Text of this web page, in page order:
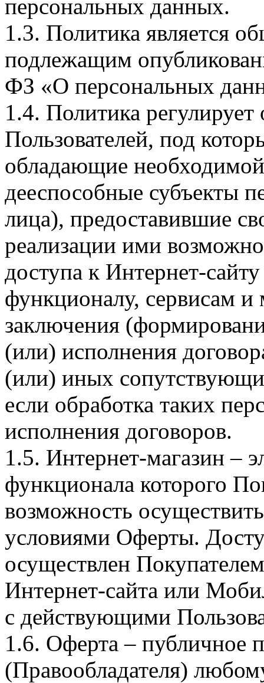
персональных данных.
1.3. Политика является
подлежащим
ФЗ «О персональных
1.4. Политика
Пользователей, под
обладающие
дееспособные субъекты
лица), предоставившие
реализации ими
доступа к Интернет-
функционалу, сервисам и
заключения
(или) исполнения
(или) иных
если обработка таких
исполнения договоров.
1.5. Интернет-магазин –
функционала которого
возможность
условиями Оферты.
осуществлен
Интернет-сайта или
с действующими
1.6. Оферта – публичное
(Правообладателя)